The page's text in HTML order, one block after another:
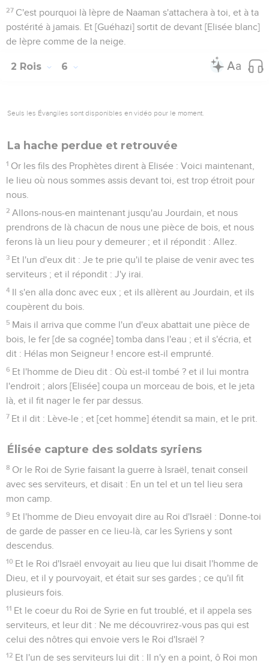
27 C'est pourquoi là lèpre de Naaman s'attachera à toi, et à ta
postérité à jamais. Et [Guéhazi] sortit de devant [Elisée blanc]
de lèpre comme de la neige.
2 Rois 6
Seuls les Évangiles sont disponibles en vidéo pour le moment.
La hache perdue et retrouvée
1 Or les fils des Prophètes dirent à Elisée : Voici maintenant,
le lieu où nous sommes assis devant toi, est trop étroit pour
nous.
2 Allons-nous-en maintenant jusqu'au Jourdain, et nous
prendrons de là chacun de nous une pièce de bois, et nous
ferons là un lieu pour y demeurer ; et il répondit : Allez.
3 Et l'un d'eux dit : Je te prie qu'il te plaise de venir avec tes
serviteurs ; et il répondit : J'y irai.
4 Il s'en alla donc avec eux ; et ils allèrent au Jourdain, et ils
coupèrent du bois.
5 Mais il arriva que comme l'un d'eux abattait une pièce de
bois, le fer [de sa cognée] tomba dans l'eau ; et il s'écria, et
dit : Hélas mon Seigneur ! encore est-il emprunté.
6 Et l'homme de Dieu dit : Où est-il tombé ? et il lui montra
l'endroit ; alors [Elisée] coupa un morceau de bois, et le jeta
là, et il fit nager le fer par dessus.
7 Et il dit : Lève-le ; et [cet homme] étendit sa main, et le prit.
Élisée capture des soldats syriens
8 Or le Roi de Syrie faisant la guerre à Israël, tenait conseil
avec ses serviteurs, et disait : En un tel et un tel lieu sera
mon camp.
9 Et l'homme de Dieu envoyait dire au Roi d'Israël : Donne-toi
de garde de passer en ce lieu-là, car les Syriens y sont
descendus.
10 Et le Roi d'Israël envoyait au lieu que lui disait l'homme de
Dieu, et il y pourvoyait, et était sur ses gardes ; ce qu'il fit
plusieurs fois.
11 Et le coeur du Roi de Syrie en fut troublé, et il appela ses
serviteurs, et leur dit : Ne me découvrirez-vous pas qui est
celui des nôtres qui envoie vers le Roi d'Israël ?
12 Et l'un de ses serviteurs lui dit : Il n'y en a point, ô Roi mon